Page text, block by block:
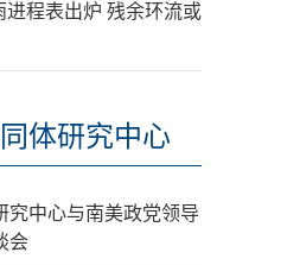
进程表出炉 残余环流或
体研究中心
究中心与南美政党领导
会